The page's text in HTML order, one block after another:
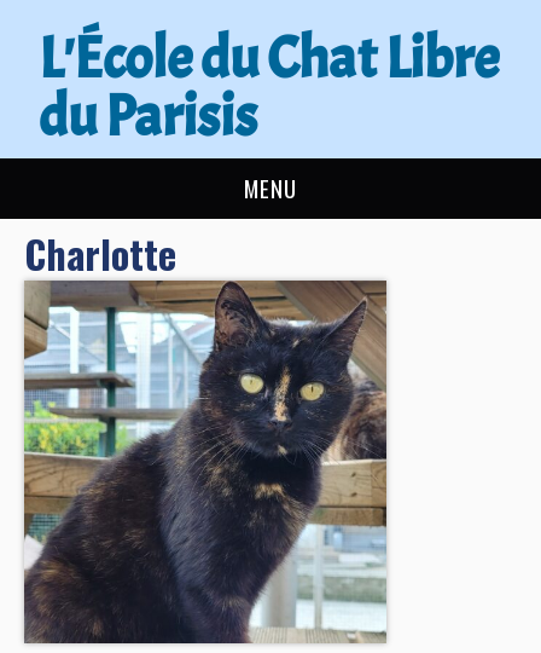
L'École du Chat Libre
du Parisis
MENU
L’ÉCOLE DU CHAT
ACTUALITÉS
ADOPTER
NOUS AIDER
CONTACT
BOUTIQUE
FORUM
Charlotte